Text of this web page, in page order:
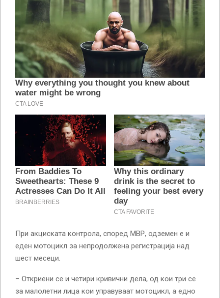
При акциската контрола, според МВР, одземен е и
еден мотоцикл за непродолжена регистрација над
шест месеци.
– Откриени се и четири кривични дела, од кои три се
за малолетни лица кои управуваат мотоцикл, а едно